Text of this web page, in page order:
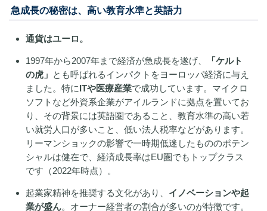
急成長の秘密は、高い教育水準と英語力
通貨はユーロ。
1997年から2007年まで経済が急成長を遂げ、
「ケルト
の虎」 とも呼ばれるインパクトをヨーロッパ経済に与え
ました。特にITや医療産業で成功しています。マイクロ
ソフトなど外資系企業がアイルランドに拠点を置いてお
り、その背景には英語圏であること、教育水準の高い若
い就労人口が多いこと、低い法人税率などがあります。
リーマンショックの影響で一時期低迷したもののポテン
シャルは健在で、経済成長率はEU圏でもトップクラス
です（2022年時点）。
起業家精神を推奨する文化があり、 イノベーションや起
業が盛ん。オーナー経営者の割合が多いのが特徴です。